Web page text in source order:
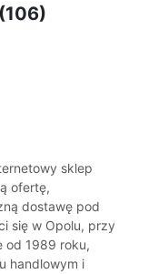
(106)
sklep
ofertę,
dostawę pod
się w Opolu, przy
od 1989 roku,
handlowym i